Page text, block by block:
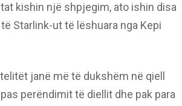
kishin një shpjegim, ato ishin disa
Starlink-ut të lëshuara nga Kepi
janë më të dukshëm në qiell
perëndimit të diellit dhe pak para